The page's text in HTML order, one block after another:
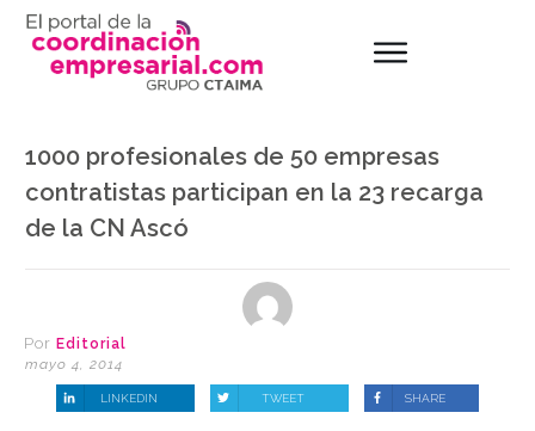
1000 profesionales de 50 empresas
contratistas participan en la 23 recarga
de la CN Ascó
Por Editorial
mayo 4, 2014
LINKEDIN TWEET SHARE